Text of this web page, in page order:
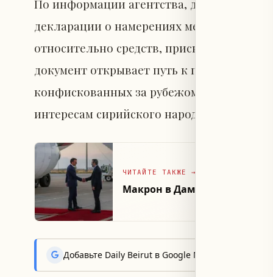
По информации агентства, данное
декларации о намерениях между
относительно средств, присвоенных
документ открывает путь к первой
конфискованных за рубежом, с целью их
интересам сирийского народа и
ЧИТАЙТЕ ТАКЖЕ →
Макрон в Дамаске
Добавьте Daily Beirut в Google News, чтобы